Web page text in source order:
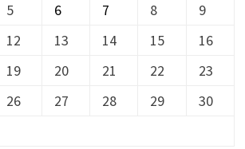
5 6 7 8
9
12 13 14 15
16
19 20 21 22
23
26 27 28 29
30